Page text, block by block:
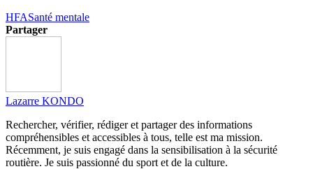
HFASanté mentale
Partager
Lazarre KONDO
Rechercher, vérifier, rédiger et partager des informations
compréhensibles et accessibles à tous, telle est ma mission.
Récemment, je suis engagé dans la sensibilisation à la sécurité
routière. Je suis passionné du sport et de la culture.